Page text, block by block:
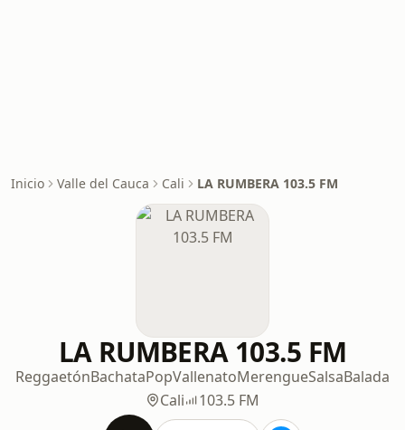
Inicio Valle del Cauca Cali LA RUMBERA 103.5 FM
LA RUMBERA 103.5 FM
ReggaetónBachataPopVallenatoMerengueSalsaBalada
Cali
103.5 FM